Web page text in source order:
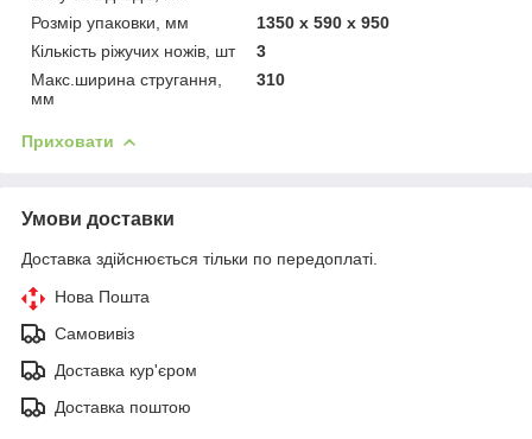
Розмір упаковки, мм
1350 x 590 x 950
Кількість ріжучих ножів, шт
3
Макс.ширина стругання,
мм
310
Приховати
Умови доставки
Доставка здійснюється тільки по передоплаті.
Нова Пошта
Самовивіз
Доставка кур'єром
Доставка поштою